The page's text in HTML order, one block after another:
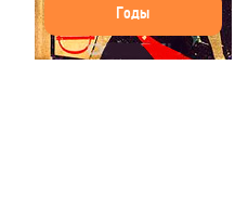
Годы